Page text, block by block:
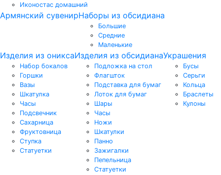
Иконостас домашний
Армянский сувенирНаборы из обсидиана
Большие
Средние
Маленькие
Изделия из оникса
Набор бокалов
Горшки
Вазы
Шкатулка
Часы
Подсвечник
Сахарница
Фруктовница
Ступка
Статуетки
Изделия из обсидиана
Подложка на стол
Флагшток
Подставка для бумаг
Лоток для бумаг
Шары
Часы
Ножи
Шкатулки
Панно
Зажигалки
Пепельница
Статуетки
Украшения
Бусы
Серьги
Кольца
Браслеты
Кулоны